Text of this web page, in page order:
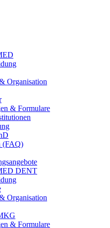
Organisation
& Formulare
(FAQ)
DENT
Organisation
& Formulare